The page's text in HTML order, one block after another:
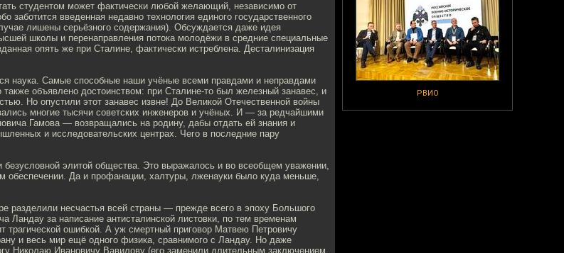
РВИО
студентом может фактически любой желающий, независимо от
заботится введенная недавно технология единого государственного
лишены серьёзного содержания). Обсуждается даже идея
школы и перенаправления потока молодёжи в средние специальные
опять же при Сталине, фактически истреблена. Десталинизация
наука. Самые способные наши учёные всеми правдами и неправдами
объявлено достоинством: при Сталине-то был железный занавес, и
Но опустили этот занавес извне! До Великой Отечественной войны
многие тысячи советских инженеров и учёных. И — за редчайшими
Гамова — возвращались на родину, дабы отдать ей знания и
и исследовательских центрах. Чего в последние пару
безусловной элитой общества. Это выражалось и во всеобщем уважении,
обеспечении. Да и профанации, халтуры, лженауки было куда меньше,
разделили несчастья всей страны — прежде всего в эпоху Большого
Ландау за написание антисталинской листовки, по тем временам
трагической ошибкой. А уж смертный приговор Матвею Петровичу
и весь мир ещё одного физика, сравнимого с Ландау. Но даже
Николаю Ивановичу Вавилову (его заменили длительным заключением,